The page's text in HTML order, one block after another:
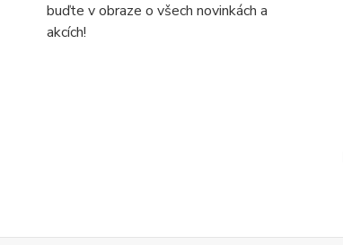
buďte v obraze o všech novinkách a
akcích!